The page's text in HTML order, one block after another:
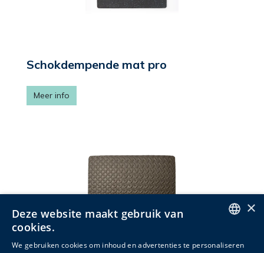
Schokdempende mat pro
Meer info
×
Deze website maakt gebruik van
cookies.
We gebruiken cookies om inhoud en advertenties te personaliseren